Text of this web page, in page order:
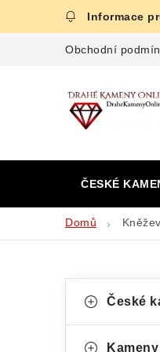
Obchodní
ČESKÉ
Domů
o
kategorieČeské